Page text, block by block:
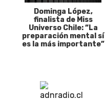
Dominga López,
finalista de Miss
Universo Chile: “La
preparación mental sí
es la más importante”